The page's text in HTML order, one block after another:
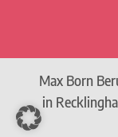
Max Born
in